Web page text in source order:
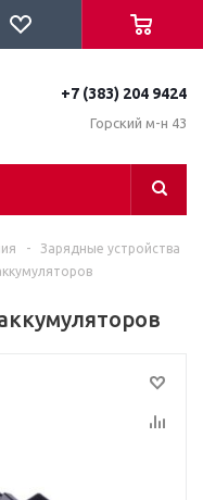
+7 (383) 204 9424
Горский м-н 43
-
Зарядные устройства